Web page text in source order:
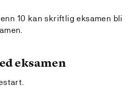
10 kan skriftlig eksamen bli
eksamen